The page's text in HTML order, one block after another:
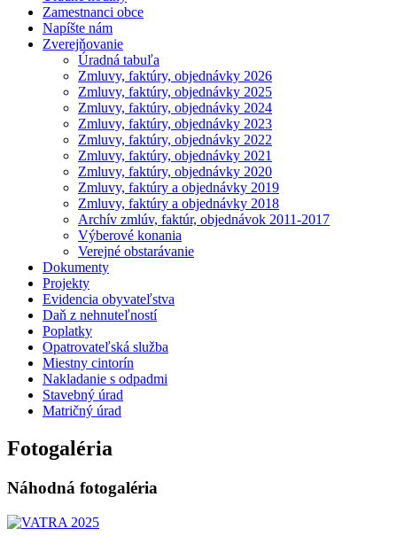
Zamestnanci obce
Napíšte nám
Zverejňovanie
Úradná tabuľa
Zmluvy, faktúry, objednávky 2026
Zmluvy, faktúry, objednávky 2025
Zmluvy, faktúry, objednávky 2024
Zmluvy, faktúry, objednávky 2023
Zmluvy, faktúry, objednávky 2022
Zmluvy, faktúry, objednávky 2021
Zmluvy, faktúry, objednávky 2020
Zmluvy, faktúry a objednávky 2019
Zmluvy, faktúry a objednávky 2018
Archív zmlúv, faktúr, objednávok 2011-2017
Výberové konania
Verejné obstarávanie
Dokumenty
Projekty
Evidencia obyvateľstva
Daň z nehnuteľností
Poplatky
Opatrovateľská služba
Miestny cintorín
Nakladanie s odpadmi
Stavebný úrad
Matričný úrad
Fotogaléria
Náhodná fotogaléria